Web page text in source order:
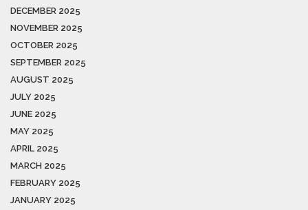
DECEMBER 2025
NOVEMBER 2025
OCTOBER 2025
SEPTEMBER 2025
AUGUST 2025
JULY 2025
JUNE 2025
MAY 2025
APRIL 2025
MARCH 2025
FEBRUARY 2025
JANUARY 2025